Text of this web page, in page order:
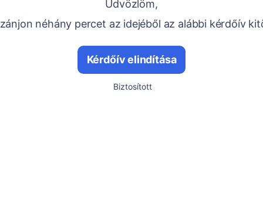
Üdvözlöm,
néhány percet az idejéből az alábbi kérdőív
Kérdőív elindítása
Biztosított